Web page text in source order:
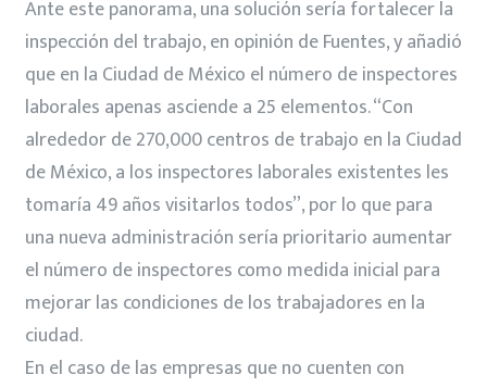
Ante este panorama, una solución sería fortalecer la
inspección del trabajo, en opinión de Fuentes, y añadió
que en la Ciudad de México el número de inspectores
laborales apenas asciende a 25 elementos. “Con
alrededor de 270,000 centros de trabajo en la Ciudad
de México, a los inspectores laborales existentes les
tomaría 49 años visitarlos todos”, por lo que para
una nueva administración sería prioritario aumentar
el número de inspectores como medida inicial para
mejorar las condiciones de los trabajadores en la
ciudad.
En el caso de las empresas que no cuenten con